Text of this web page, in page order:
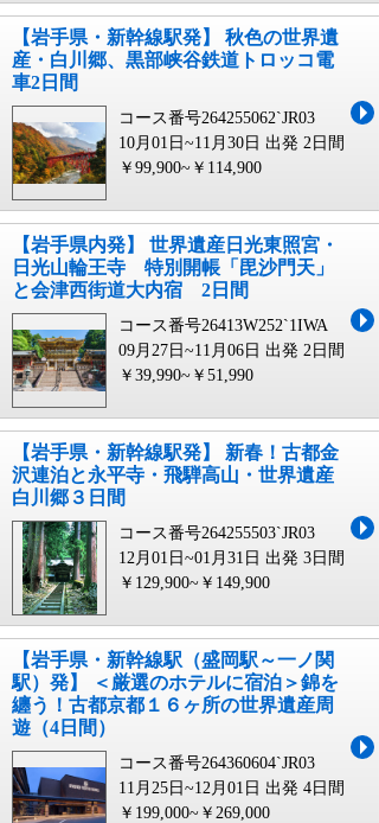
【岩手県・新幹線駅発】 秋色の世界遺
産・白川郷、黒部峡谷鉄道トロッコ電
車2日間
コース番号264255062`JR03
10月01日~11月30日 出発 2日間
￥99,900~￥114,900
【岩手県内発】 世界遺産日光東照宮・
日光山輪王寺 特別開帳「毘沙門天」
と会津西街道大内宿 2日間
コース番号26413W252`1IWA
09月27日~11月06日 出発 2日間
￥39,990~￥51,990
【岩手県・新幹線駅発】 新春！古都金
沢連泊と永平寺・飛騨高山・世界遺産
白川郷３日間
コース番号264255503`JR03
12月01日~01月31日 出発 3日間
￥129,900~￥149,900
【岩手県・新幹線駅（盛岡駅～一ノ関
駅）発】 ＜厳選のホテルに宿泊＞錦を
纏う！古都京都１６ヶ所の世界遺産周
遊（4日間）
コース番号264360604`JR03
11月25日~12月01日 出発 4日間
￥199,000~￥269,000